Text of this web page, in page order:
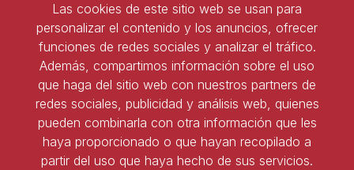
91 543 45 47
91 827 85 68
Ser socio de ASNALA
Forma parte de la asociación y benefíciate de todas
las ventajas
Las cookies de este sitio web se usan para
personalizar el contenido y los anuncios, ofrecer
funciones de redes sociales y analizar el tráfico.
Además, compartimos información sobre el uso
que haga del sitio web con nuestros partners de
redes sociales, publicidad y análisis web, quienes
pueden combinarla con otra información que les
haya proporcionado o que hayan recopilado a
partir del uso que haya hecho de sus servicios.